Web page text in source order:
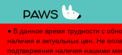
● В данное время трудности с
наличия и актуальных цен. Не
подтвержения наличия нашими